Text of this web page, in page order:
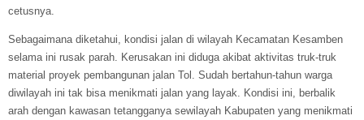
cetusnya.
Sebagaimana diketahui, kondisi jalan di wilayah Kecamatan Kesamben
selama ini rusak parah. Kerusakan ini diduga akibat aktivitas truk-truk
material proyek pembangunan jalan Tol. Sudah bertahun-tahun warga
diwilayah ini tak bisa menikmati jalan yang layak. Kondisi ini, berbalik
arah dengan kawasan tetangganya sewilayah Kabupaten yang menikmati